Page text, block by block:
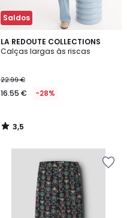
Saldos
LA REDOUTE COLLECTIONS
Calças largas às riscas
22.99 €
16.55 € -28%
3,5
/ 5
3,5
/